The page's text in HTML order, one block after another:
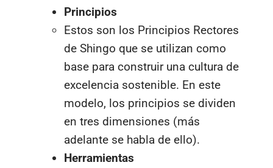
Principios
Estos son los Principios Rectores
de Shingo que se utilizan como
base para construir una cultura de
excelencia sostenible. En este
modelo, los principios se dividen
en tres dimensiones (más
adelante se habla de ello).
Herramientas